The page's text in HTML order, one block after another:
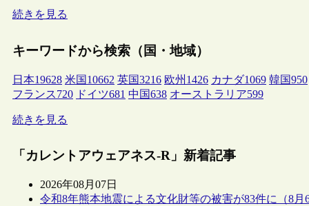
続きを見る
キーワードから検索（国・地域）
日本19628 米国 10662 英国3216 欧州 1426 カナダ1069 韓国950
フランス720 ドイツ681 中国638 オーストラリア599
続きを見る
「カレントアウェアネス-R」新着記事
2026年08月07日
令和8年熊本地震による文化財等の被害が83件に（8月